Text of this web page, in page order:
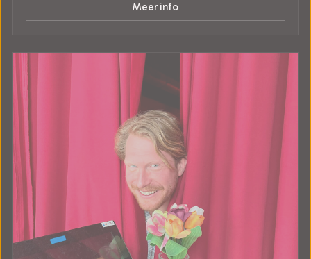
Meer info